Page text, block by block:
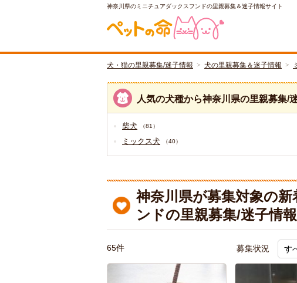
神奈川県のミニチュアダックスフンドの里親募集＆迷子情報サイト
犬・猫の里親募集/迷子情報 犬の里親募集＆迷子情報
人気の犬種から神奈川県の里親募集/
柴犬 （81）
ミックス犬 （40）
神奈川県が募集対象の
ンドの里親募集/迷子情報
65件 募集状況